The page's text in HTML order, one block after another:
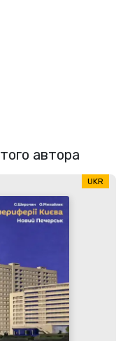
автора
UKR